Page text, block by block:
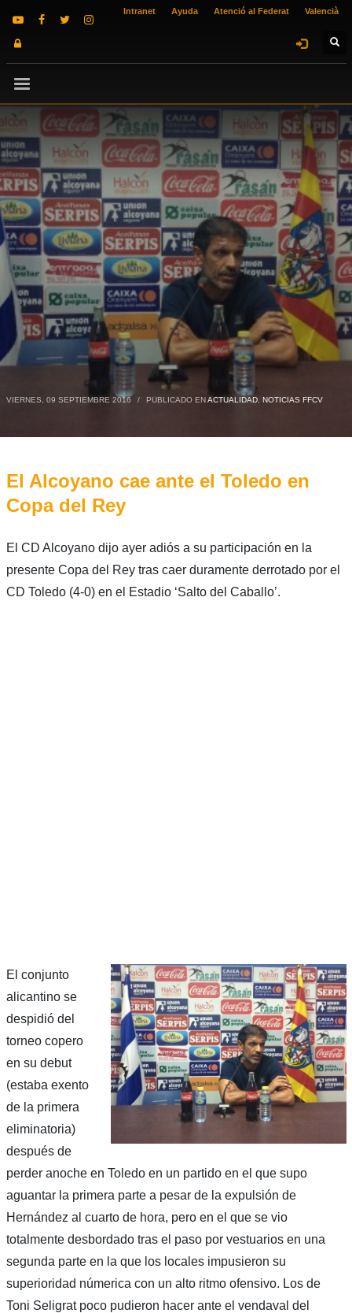
Intranet Ayuda Atenció al Federat Valencià
VIERNES, 09 SEPTIEMBRE 2016 / PUBLICADO ENACTUALIDAD, NOTICIAS FFCV
El Alcoyano cae ante el Toledo en
Copa del Rey
El CD Alcoyano dijo ayer adiós a su participación en la
presente Copa del Rey tras caer duramente derrotado por el
CD Toledo (4-0) en el Estadio ‘Salto del Caballo’.
El conjunto
alicantino se
despidió del
torneo copero
en su debut
(estaba exento
de la primera
eliminatoria)
después de
perder anoche en Toledo en un partido en el que supo
aguantar la primera parte a pesar de la expulsión de
Hernández al cuarto de hora, pero en el que se vio
totalmente desbordado tras el paso por vestuarios en una
segunda parte en la que los locales impusieron su
superioridad númerica con un alto ritmo ofensivo. Los de
Toni Seligrat poco pudieron hacer ante el vendaval del